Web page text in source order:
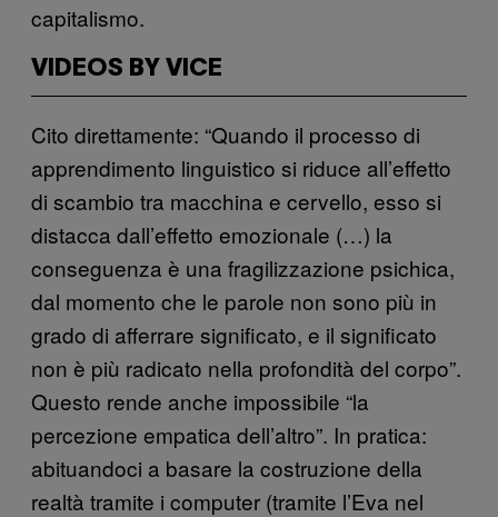
capitalismo.
VIDEOS BY VICE
Cito direttamente: “Quando il processo di
apprendimento linguistico si riduce all’effetto
di scambio tra macchina e cervello, esso si
distacca dall’effetto emozionale (…) la
conseguenza è una fragilizzazione psichica,
dal momento che le parole non sono più in
grado di afferrare significato, e il significato
non è più radicato nella profondità del corpo”.
Questo rende anche impossibile “la
percezione empatica dell’altro”. In pratica:
abituandoci a basare la costruzione della
realtà tramite i computer (tramite l’Eva nel